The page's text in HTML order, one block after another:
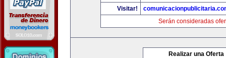
Visitar!
Serán consideradas
Realizar una Oferta